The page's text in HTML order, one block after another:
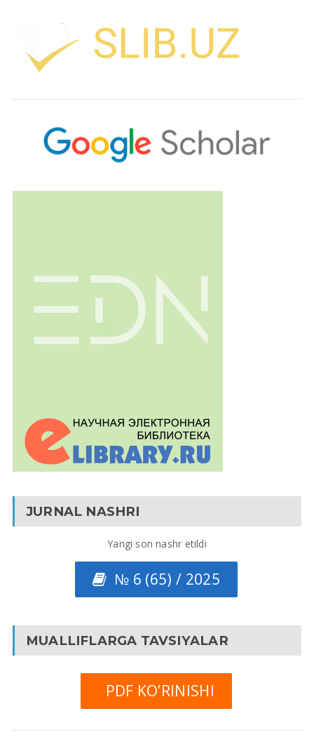
JURNAL NASHRI
Yangi son nashr etildi
№ 6 (65) / 2025
MUALLIFLARGA TAVSIYALAR
PDF KO’RINISHI